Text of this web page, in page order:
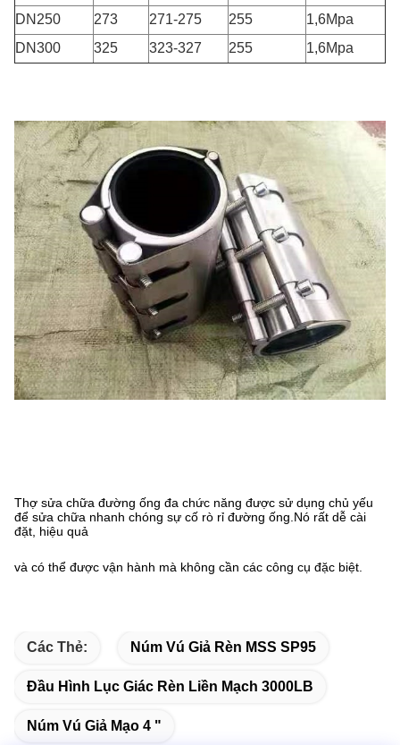
DN250
273 271-275 255
1,6Mpa
DN300
325 323-327 255 1,6Mpa
Thợ sửa chữa đường ống đa chức năng được sử dụng chủ yếu
để sửa chữa nhanh chóng sự cố rò rỉ đường ống.Nó rất dễ cài
đặt, hiệu quả
và có thể được vận hành mà không cần các công cụ đặc biệt.
Các Thẻ: Núm Vú Giả Rèn MSS SP95
Đầu Hình Lục Giác Rèn Liền Mạch 3000LB
Núm Vú Giả Mạo 4 "